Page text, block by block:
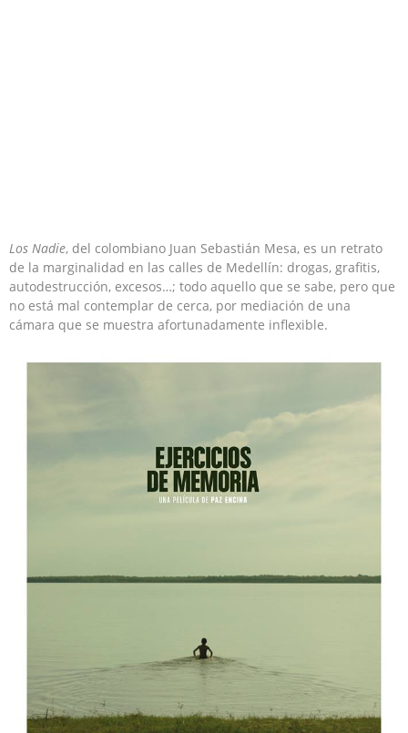
Los Nadie, del colombiano Juan Sebastián Mesa, es un retrato
de la marginalidad en las calles de Medellín: drogas, grafitis,
autodestrucción, excesos…; todo aquello que se sabe, pero que
no está mal contemplar de cerca, por mediación de una
cámara que se muestra afortunadamente inflexible.